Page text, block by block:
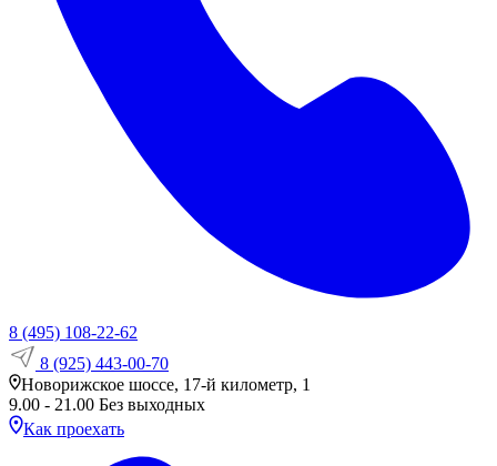
8 (495) 108-22-62
8 (925) 443-00-70
Новорижское шоссе, 17-й километр, 1
9.00 - 21.00 Без выходных
Как проехать